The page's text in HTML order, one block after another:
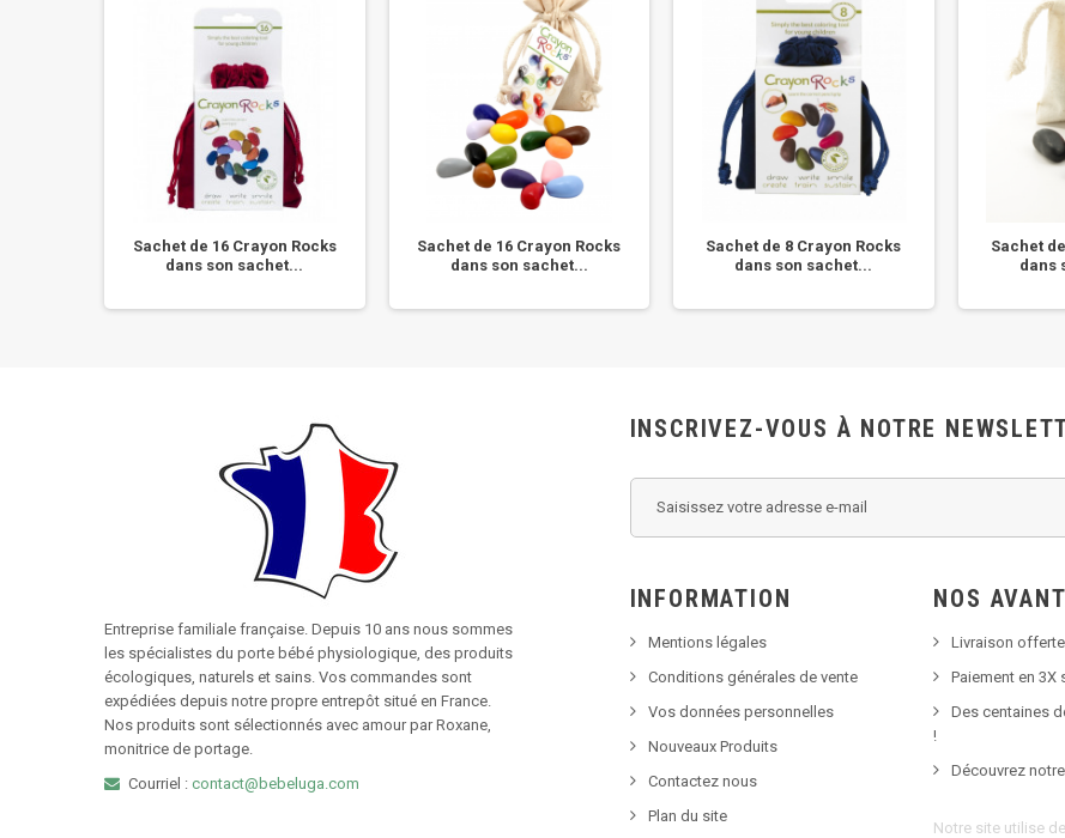
Sachet de 16 Crayon Rocks
dans son sachet...
Sachet de 16 Crayon Rocks
dans son sachet...
Sachet de 8 Crayon Rocks
dans son sachet...
Sachet
dans
Entreprise familiale française. Depuis 10 ans nous sommes
les spécialistes du porte bébé physiologique, des produits
écologiques, naturels et sains. Vos commandes sont
expédiées depuis notre propre entrepôt situé en France.
Nos produits sont sélectionnés avec amour par Roxane,
monitrice de portage.
Courriel : contact@bebeluga.com
INSCRIVEZ-VOUS À NOTRE
INFORMATION
Mentions légales
Conditions générales de vente
Vos données personnelles
Nouveaux Produits
Contactez nous
Plan du site
NOS
Livraison
Paiement en 3X
Des centaines
!
Découvrez
Notre site utilise